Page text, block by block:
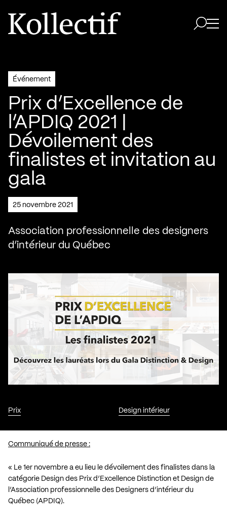
Aller à la page d'accueil
Logo Kollectif
Événement
Prix d’Excellence de
l’APDIQ 2021 |
Dévoilement des
finalistes et invitation au
gala
25 novembre 2021
Association professionnelle des designers
d’intérieur du Québec
Prix Design intérieur
Communiqué de presse :
« Le 1er novembre a eu lieu le dévoilement des finalistes dans la
catégorie Design des Prix d’Excellence Distinction et Design de
l’Association professionnelle des Designers d’intérieur du
Québec (APDIQ).